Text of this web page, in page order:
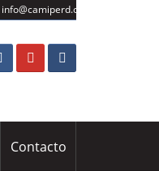
info@camiperd.org
Contacto